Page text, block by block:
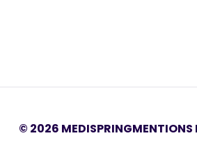
© 2026 MEDISPRINGMENTIONS